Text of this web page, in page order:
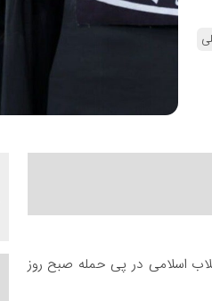
اسلامی در پی حمله صبح روز